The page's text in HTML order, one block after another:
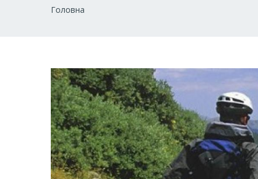
Рядок
Головна